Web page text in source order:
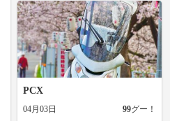
PCX
04月03日 99グー！